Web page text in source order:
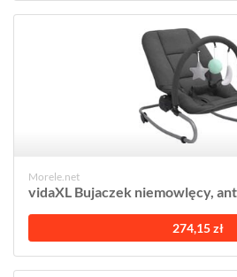
Morele.net
vidaXL Bujaczek niemowlęcy,
274,15 zł